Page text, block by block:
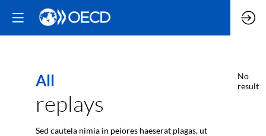
All
replays
Sed cautela nimia in peiores haeserat plagas, ut
No
result